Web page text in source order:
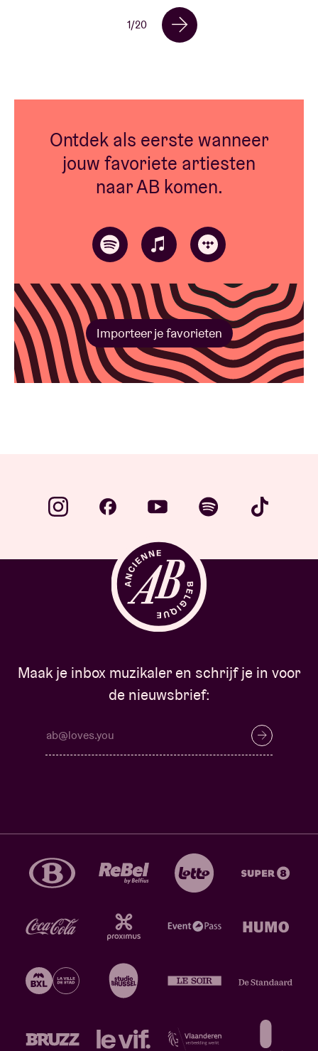
1/20
Ontdek als eerste wanneer
jouw favoriete artiesten
naar AB komen.
Importeer je favorieten
Maak je inbox muzikaler en schrijf je in voor
de nieuwsbrief: